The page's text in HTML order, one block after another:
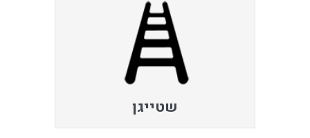
שטייגן